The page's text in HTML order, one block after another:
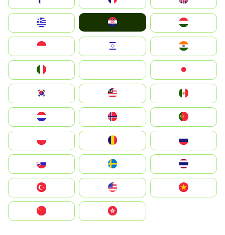
Magyarország
South Korea
United States
中國香港特別行政區